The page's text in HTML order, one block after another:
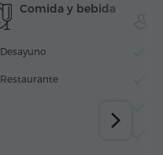
Comida y bebida
Desayuno
Restaurante